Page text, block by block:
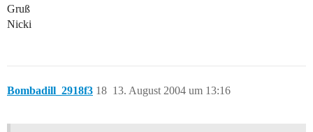
Gruß
Nicki
Bombadill_2918f3 13. August 2004 um 13:16
18